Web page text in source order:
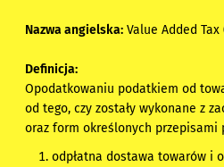
Nazwa angielska: Value Added Tax
Definicja:
Opodatkowaniu podatkiem od
od tego, czy zostały wykonane z
oraz form określonych przepisami
odpłatna dostawa towarów i